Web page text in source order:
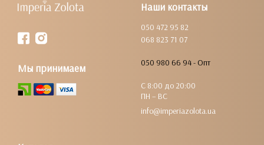
Наши контакты
050 472 95 82
068 823 71 07
050 980 66 94 - Опт
С 8:00 до 20:00
ПН – ВС
info@imperiazolota.ua
Мы принимаем